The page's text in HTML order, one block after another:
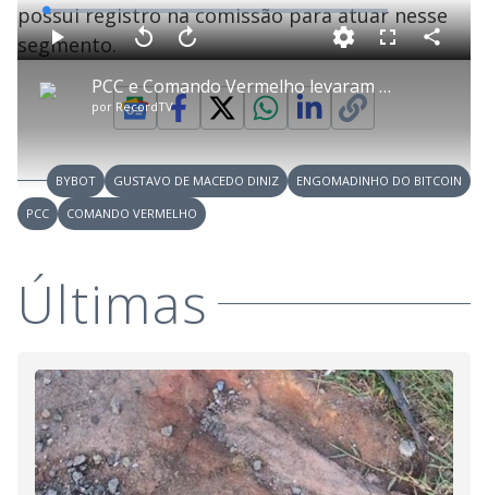
possui registro na comissão para atuar nesse
segmento.
P
l
a
y
V
i
PCC e Comando Vermelho levaram golpe do "engomadinho do bitcoin"
por RecordTV
P V
l
t
a
r
1
0
g
u
n
o
s
A
n
ç
a
1
e
g
u
d
o
s
L
o
a
d
e
:
1
.
F
l
C
o
a
BYBOT GUSTAVO DE MACEDO DINIZ
ENGOMADINHO DO BITCOIN
PCC
COMANDO VERMELHO
Últimas